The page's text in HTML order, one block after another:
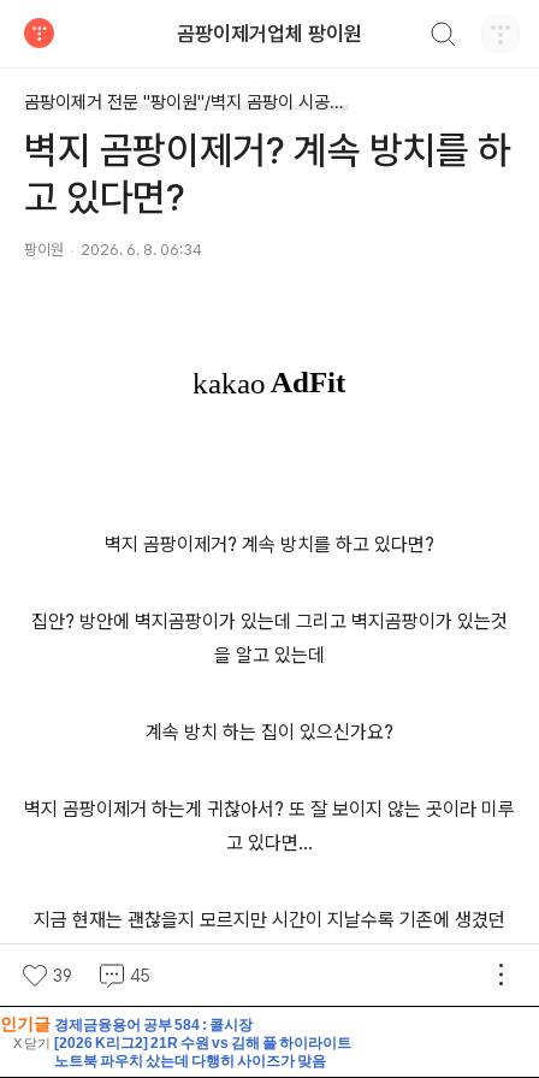
인기글
X 닫기
경제금융용어 공부 584 : 콜시장
[2026 K리그2] 21R 수원 vs 김해 풀 하이라이트
노트북 파우치 샀는데 다행히 사이즈가 맞음